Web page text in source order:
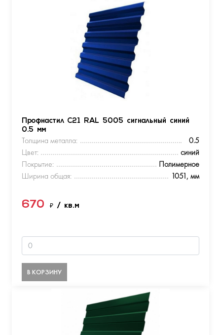
Профнастил С21 RAL 5005 сигнальный синий
0.5 мм
Толщина металла:
0.5
Цвет:
синий
Покрытие:
Полимерное
Ширина общая:
1051, мм
670 ₽ / кв.м
В КОРЗИНУ